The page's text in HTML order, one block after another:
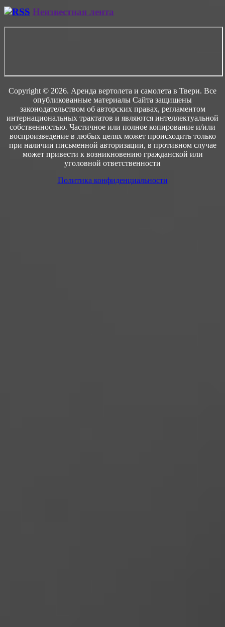
Неизвестная лента
Copyright © 2026. Аренда вертолета и самолета в Твери. Все
опубликованные материалы Сайта защищены
законодательством об авторских правах, регламентом
интернациональных трактатов и являются интеллектуальной
собственностью. Частичное или полное копирование и/или
воспроизведение в любых целях может происходить только
при наличии письменной авторизации, в противном случае
может привести к возникновению гражданской или
уголовной ответственности
Политика конфиденциальности